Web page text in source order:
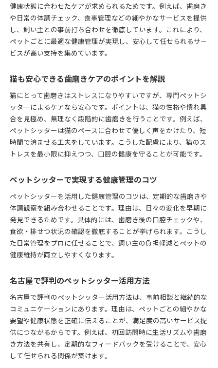
猫のストレスを抑える歯磨き対応ペットシッター
名古屋で猫に優しいシッターサービスの選び方
ペットシッター利用で実現する歯磨きケアの流れ
歯磨き習慣を続けるためのペットシッター活用法
歯磨きケアで健康を守るペットシッターの役割
歯磨き重視のペットシッター活用法とは
名古屋市で歯磨き対応ペットシッターを頼む流れ
猫も安心のペットシッターサービス選びのコツ
名古屋市近郊で人気の歯磨き付きシッター
歯磨きサービスの比較で分かるシッターの違い
名古屋市近郊で話題の歯磨きケア付きサービス
名古屋市近郊で注目のペットシッター事情
歯磨きケア付きペットシッターの選び方ガイド
猫の歯磨きも任せられるサービスの魅力
ペットシッター活用で安心を手に入れる方法
地域で選ぶペットシッターと歯磨きケアの重要性
ペットの歯磨きケアを依頼する際の注意点とは
ペットシッターに歯磨きを依頼する時の注意点
名古屋市で失敗しない歯磨きケア依頼のコツ
猫の歯磨きを頼む際に確認すべきポイント
ペットシッターに安心して任せるための準備
歯磨き対応シッター選びで見落としがちな点
ペットシッター利用時の歯磨きトラブル対策
健康状態に合わせたケアが求められるためです。例えば、歯磨き
や日常の体調チェック、食事管理などの細やかなサービスを提供
し、飼い主との事前打ち合わせを徹底しています。これにより、
ペットごとに最適な健康管理が実現し、安心して任せられるサー
ビスが高い支持を集めています。
猫も安心できる歯磨きケアのポイントを解説
猫にとって歯磨きはストレスになりやすいですが、専門ペットシ
ッターによるケアなら安心です。ポイントは、猫の性格や慣れ具
合を見極め、無理なく段階的に歯磨きを行うことです。例えば、
ペットシッターは猫のペースに合わせて優しく声をかけたり、短
時間で済ませる工夫をしています。こうした配慮により、猫のス
トレスを最小限に抑えつつ、口腔の健康を守ることが可能です。
ペットシッターで実現する健康管理のコツ
ペットシッターを活用した健康管理のコツは、定期的な歯磨きや
体調観察を組み合わせることです。理由は、日々の変化を早期に
発見できるためです。具体的には、歯磨き後の口腔チェックや、
食欲・排せつ状況の確認を徹底することが挙げられます。こうし
た日常管理をプロに任せることで、飼い主の負担軽減とペットの
健康維持が両立しやすくなります。
名古屋で評判のペットシッター活用方法
名古屋で評判のペットシッター活用方法は、事前相談と継続的な
コミュニケーションにあります。理由は、ペットごとの細やかな
要望や健康状態を正確に伝えることが、満足度の高いサービス提
供につながるからです。例えば、初回訪問時に生活リズムや歯磨
き方法を共有し、定期的なフィードバックを受けることで、安心
して任せられる関係が築けます。